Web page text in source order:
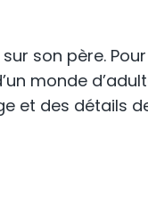
son père.
monde
et des détails